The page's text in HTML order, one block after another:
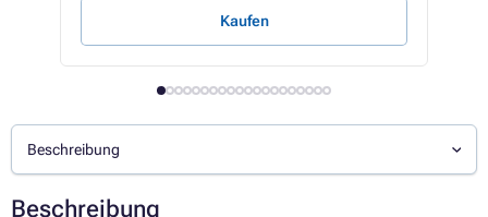
Kaufen
Beschreibung
Beschreibung